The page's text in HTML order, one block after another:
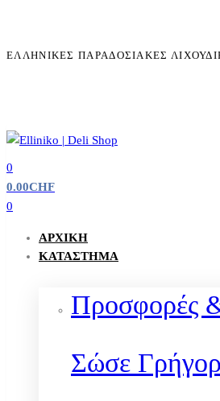
ΕΛΛΗΝΙΚΈΣ ΠΑΡΑΔΟΣΙΑΚΈΣ
0
0.00CHF
0
ΑΡΧΙΚΉ
ΚΑΤΆΣΤΗΜΑ
Προσφορές
Σώσε